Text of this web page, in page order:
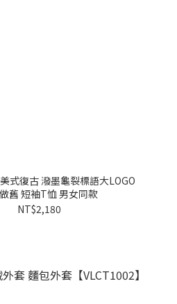
式復古 潑墨龜裂標語大LOGO
舊 短袖T恤 男女同款
NT$2,180